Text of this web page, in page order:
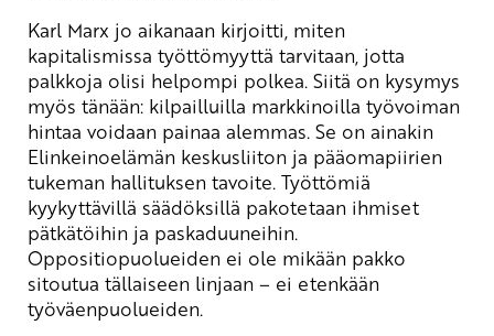
Karl Marx jo aikanaan kirjoitti, miten
kapitalismissa työttömyyttä tarvitaan, jotta
palkkoja olisi helpompi polkea. Siitä on kysymys
myös tänään: kilpailluilla markkinoilla työvoiman
hintaa voidaan painaa alemmas. Se on ainakin
Elinkeinoelämän keskusliiton ja pääomapiirien
tukeman hallituksen tavoite. Työttömiä
kyykyttävillä säädöksillä pakotetaan ihmiset
pätkätöihin ja paskaduuneihin.
Oppositiopuolueiden ei ole mikään pakko
sitoutua tällaiseen linjaan – ei etenkään
työväenpuolueiden.